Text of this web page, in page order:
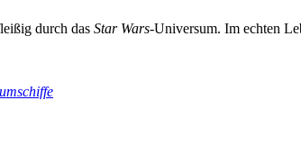
durch das Star Wars-Universum. Im echten